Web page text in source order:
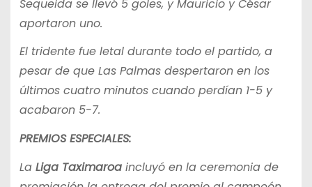
Sequeida se llevó 5 goles, y Mauricio y César
aportaron uno.
El tridente fue letal durante todo el partido, a
pesar de que Las Palmas despertaron en los
últimos cuatro minutos cuando perdían 1-5 y
acabaron 5-7.
PREMIOS ESPECIALES:
La Liga Taximaroaincluyó en la ceremonia de